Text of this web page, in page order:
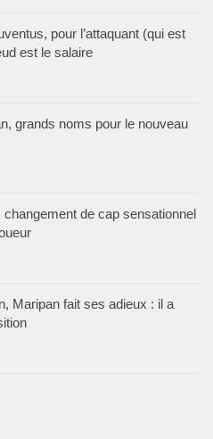
pour l’attaquant (qui est
est le salaire
grands noms pour le nouveau
de cap sensationnel
Maripan fait ses adieux : il a